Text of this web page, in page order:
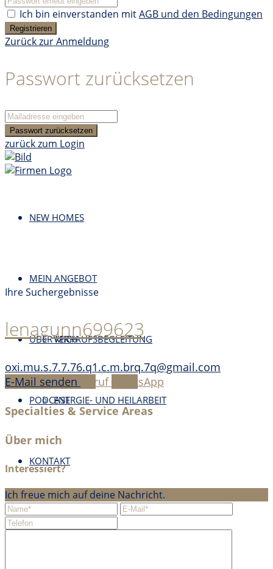
Ich bin einverstanden mitAGB und den Bedingungen
Registrieren
Zurück zur Anmeldung
Passwort zurücksetzen
Passwort zurücksetzen
zurück zum Login
NEW HOMES
MEIN ANGEBOT
VERKAUFSBEGLEITUNG
ENERGIE- UND HEILARBEIT
ÜBER MICH
PODCAST
KONTAKT
Ihre Suchergebnisse
lenagunn699623
oxi.mu.s.7.7.76.q1.c.m.brq.7q@gmail.com
E-Mail senden
Anruf
WhatsApp
Specialties & Service Areas
Über mich
Interessiert?
Ich freue mich auf deine Nachricht.